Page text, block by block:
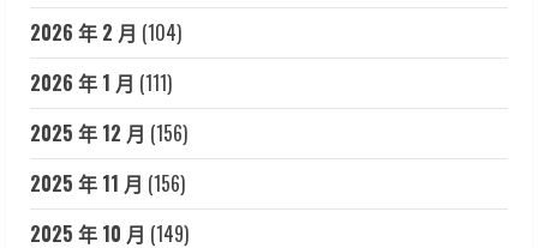
2026 年 2 月 (104)
2026 年 1 月 (111)
2025 年 12 月 (156)
2025 年 11 月 (156)
2025 年 10 月 (149)